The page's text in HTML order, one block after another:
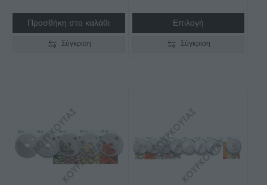
Προσθήκη στο καλάθι
Σύγκριση
through
Επιλογή
Σύγκριση
έχει
πολλαπλές
πολλαπλές